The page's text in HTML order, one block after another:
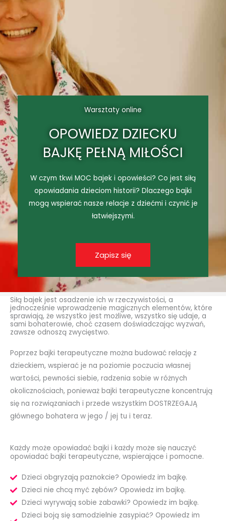
Warsztaty online
OPOWIEDZ DZIECKU
BAJKĘ PEŁNĄ MIŁOŚCI
W czym tkwi MOC bajek i opowieści? Co jest siłą
opowiadania dzieciom historii? Dlaczego bajki
mogą wspierać nasze relacje z dziećmi i czynić je
łatwiejszymi.
Zapisz się
Siłą bajek jest osadzenie ich w rzeczywistości, a
jednocześnie wprowadzenie magicznych elementów, które
sprawiają, że wszystko jest możliwe, wszystko się udaje, a
sami bohaterowie, choć czasem doświadczając wyzwań,
zawsze odnoszą zwycięstwo.
Poprzez bajki terapeutyczne można budować relację z
dzieckiem, wspierać je na poziomie poczucia własnej
wartości, pewności siebie, radzenia sobie w różnych
okolicznościach, ponieważ bajki terapeutyczne koncentrują
się na rozwiązaniach i przede wszystkim DOSTRZEGAJĄ
głównego bohatera w jego / jej tu i teraz.
Każdy może opowiadać bajki i każdy może się nauczyć
opowiadać bajki terapeutyczne, wspierające i pomocne.
Dzieci obgryzają paznokcie? Opowiedz im bajkę.
Dzieci nie chcą myć zębów? Opowiedz im bajkę.
Dzieci wyrywają sobie zabawki? Opowiedz im bajkę.
Dzieci boją się samodzielnie zasypiać? Opowiedz im